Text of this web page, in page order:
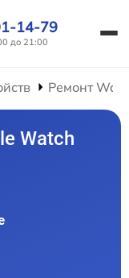
14-79
до 21:00
Ремонт
Watch